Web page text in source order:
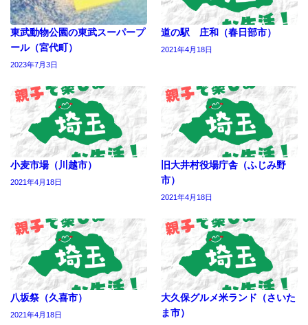
東武動物公園の東武スーパープ
ール（宮代町）
2023年7月3日
道の駅 庄和（春日部市）
2021年4月18日
小麦市場（川越市）
2021年4月18日
旧大井村役場庁舎（ふじみ野
市）
2021年4月18日
八坂祭（久喜市）
2021年4月18日
大久保グルメ米ランド（さいた
ま市）